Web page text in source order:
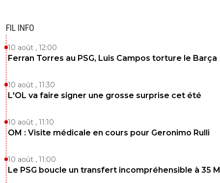
FIL INFO
10 août , 12:00
Ferran Torres au PSG, Luis Campos torture le Barça
10 août , 11:30
L'OL va faire signer une grosse surprise cet été
10 août , 11:10
OM : Visite médicale en cours pour Geronimo Rulli
10 août , 11:00
Le PSG boucle un transfert incompréhensible à 35